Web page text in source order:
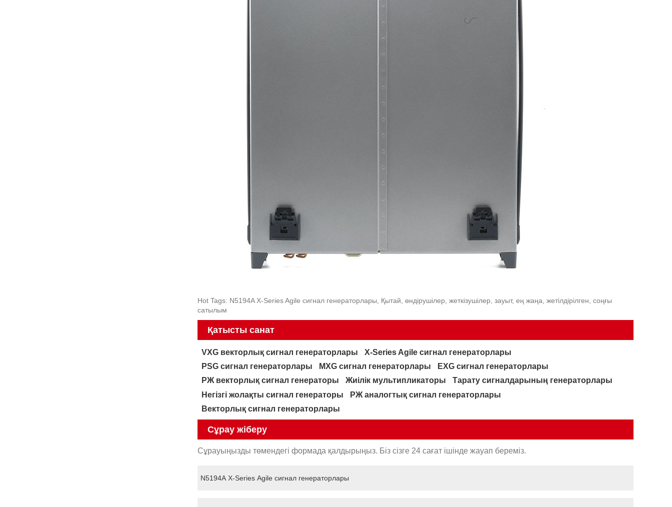
Hot Tags: N5194A X-Series Agile сигнал генераторлары, Қытай, өндірушілер, жеткізушілер, зауыт, ең жаңа, жетілдірілген, соңғы
сатылым
Қатысты санат
VXG векторлық сигнал генераторлары
X-Series Agile сигнал генераторлары
PSG сигнал генераторлары
MXG сигнал генераторлары
EXG сигнал генераторлары
РЖ векторлық сигнал генераторы
Жиілік мультипликаторы
Тарату сигналдарының генераторлары
Негізгі жолақты сигнал генераторы
РЖ аналогтық сигнал генераторлары
Векторлық сигнал генераторлары
Сұрау жіберу
Сұрауыңызды төмендегі формада қалдырыңыз. Біз сізге 24 сағат ішінде жауап береміз.